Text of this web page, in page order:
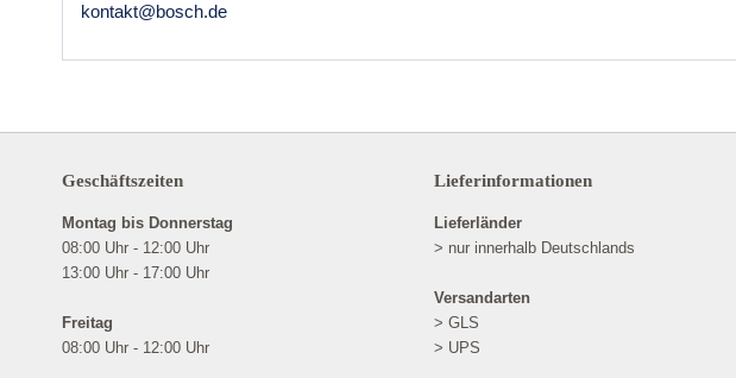
kontakt@bosch.de
Geschäftszeiten
Montag bis Donnerstag
08:00 Uhr - 12:00 Uhr
13:00 Uhr - 17:00 Uhr
Freitag
08:00 Uhr - 12:00 Uhr
Lieferinformationen
Lieferländer
> nur innerhalb Deutschlands
Versandarten
> GLS
> UPS